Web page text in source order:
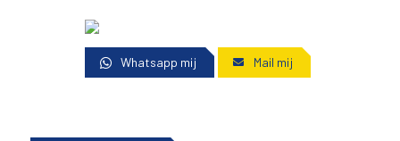
Whatsapp mij Mail mij